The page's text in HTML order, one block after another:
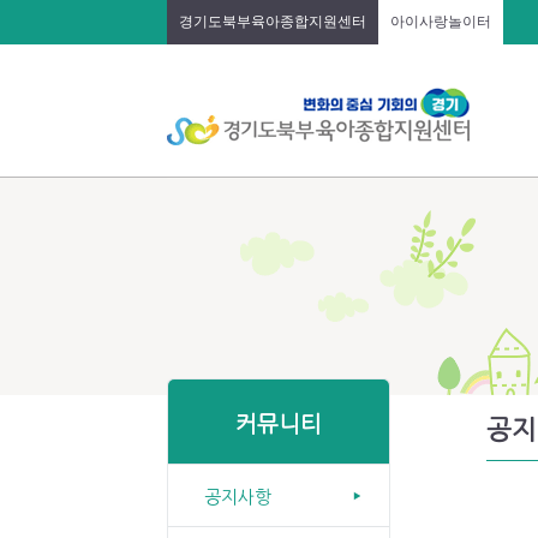
경기도북부육아종합지원센터 아이사랑놀이터
커뮤니티
공지사항
공